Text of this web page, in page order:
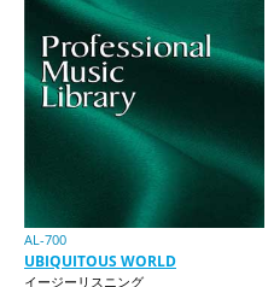
AL-700
UBIQUITOUS WORLD
イージーリスニング